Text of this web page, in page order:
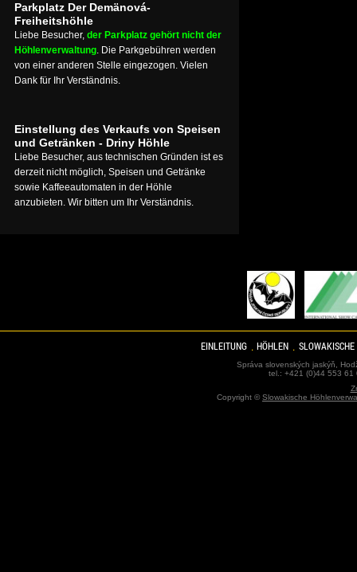
Parkplatz Der Demänová-
Freiheitshöhle
Liebe Besucher, der Parkplatz gehört nicht der
Höhlenverwaltung. Die Parkgebühren werden
von einer anderen Stelle eingezogen. Vielen
Dank für Ihr Verständnis.
Einstellung des Verkaufs von Speisen
und Getränken - Driny Höhle
Liebe Besucher, aus technischen Gründen ist es
derzeit nicht möglich, Speisen und Getränke
sowie Kaffeeautomaten in der Höhle
anzubieten. Wir bitten um Ihr Verständnis.
EINLEITUNG HÖHLEN
Správa slovenských jaskýň,
tel.: +421 (0)44 553
Copyright ©Slowakische